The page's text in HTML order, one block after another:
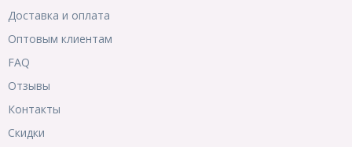
Доставка и оплата
Оптовым клиентам
FAQ
Отзывы
Контакты
Скидки